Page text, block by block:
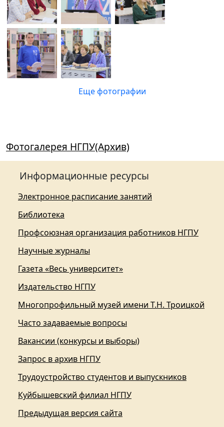
Еще фотографии
Фотогалерея НГПУ(Архив)
Информационные ресурсы
Электронное расписание занятий
Библиотека
Профсоюзная организация работников НГПУ
Научные журналы
Газета «Весь университет»
Издательство НГПУ
Многопрофильный музей имени Т.Н. Троицкой
Часто задаваемые вопросы
Вакансии (конкурсы и выборы)
Запрос в архив НГПУ
Трудоустройство студентов и выпускников
Куйбышевский филиал НГПУ
Предыдущая версия сайта